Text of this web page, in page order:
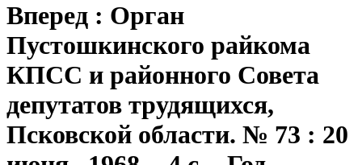
Вперед : Орган
Пустошкинского райкома
КПСС и районного Совета
депутатов трудящихся,
Псковской области. № 73 : 20